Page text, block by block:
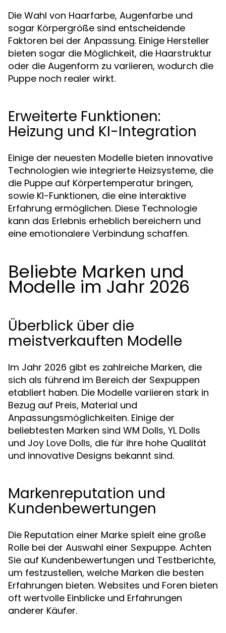
Die Wahl von Haarfarbe, Augenfarbe und
sogar Körpergröße sind entscheidende
Faktoren bei der Anpassung. Einige Hersteller
bieten sogar die Möglichkeit, die Haarstruktur
oder die Augenform zu variieren, wodurch die
Puppe noch realer wirkt.
Erweiterte Funktionen:
Heizung und KI-Integration
Einige der neuesten Modelle bieten innovative
Technologien wie integrierte Heizsysteme, die
die Puppe auf Körpertemperatur bringen,
sowie KI-Funktionen, die eine interaktive
Erfahrung ermöglichen. Diese Technologie
kann das Erlebnis erheblich bereichern und
eine emotionalere Verbindung schaffen.
Beliebte Marken und
Modelle im Jahr 2026
Überblick über die
meistverkauften Modelle
Im Jahr 2026 gibt es zahlreiche Marken, die
sich als führend im Bereich der Sexpuppen
etabliert haben. Die Modelle variieren stark in
Bezug auf Preis, Material und
Anpassungsmöglichkeiten. Einige der
beliebtesten Marken sind WM Dolls, YL Dolls
und Joy Love Dolls, die für ihre hohe Qualität
und innovative Designs bekannt sind.
Markenreputation und
Kundenbewertungen
Die Reputation einer Marke spielt eine große
Rolle bei der Auswahl einer Sexpuppe. Achten
Sie auf Kundenbewertungen und Testberichte,
um festzustellen, welche Marken die besten
Erfahrungen bieten. Websites und Foren bieten
oft wertvolle Einblicke und Erfahrungen
anderer Käufer.